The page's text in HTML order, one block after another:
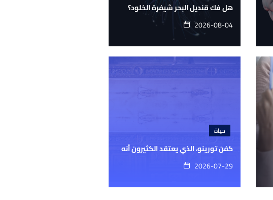
هل فك قنديل البحر شيفرة الخلود؟
2026-08-04
حياة
كفن تورينو، الذي يعتقد الكثيرون أنه
2026-07-29